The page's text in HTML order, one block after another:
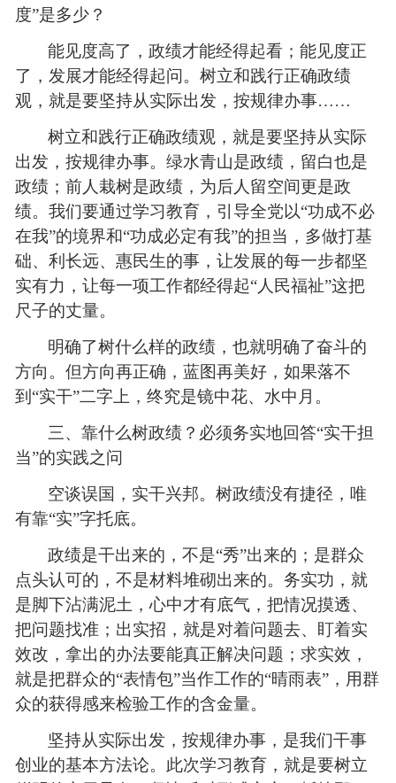
度”是多少？
能见度高了，政绩才能经得起看；能见度正
了，发展才能经得起问。树立和践行正确政绩
观，就是要坚持从实际出发，按规律办事……
树立和践行正确政绩观，就是要坚持从实际
出发，按规律办事。绿水青山是政绩，留白也是
政绩；前人栽树是政绩，为后人留空间更是政
绩。我们要通过学习教育，引导全党以“功成不必
在我”的境界和“功成必定有我”的担当，多做打基
础、利长远、惠民生的事，让发展的每一步都坚
实有力，让每一项工作都经得起“人民福祉”这把
尺子的丈量。
明确了树什么样的政绩，也就明确了奋斗的
方向。但方向再正确，蓝图再美好，如果落不
到“实干”二字上，终究是镜中花、水中月。
三、靠什么树政绩？必须务实地回答“实干担
当”的实践之问
空谈误国，实干兴邦。树政绩没有捷径，唯
有靠“实”字托底。
政绩是干出来的，不是“秀”出来的；是群众
点头认可的，不是材料堆砌出来的。务实功，就
是脚下沾满泥土，心中才有底气，把情况摸透、
把问题找准；出实招，就是对着问题去、盯着实
效改，拿出的办法要能真正解决问题；求实效，
就是把群众的“表情包”当作工作的“晴雨表”，用群
众的获得感来检验工作的含金量。
坚持从实际出发，按规律办事，是我们干事
创业的基本方法论。此次学习教育，就是要树立